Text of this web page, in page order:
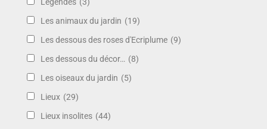
Les animaux du jardin (19)
Les dessous des roses d'Ecriplume (9)
Les dessous du décor… (8)
Les oiseaux du jardin (5)
Lieux (29)
Lieux insolites (44)